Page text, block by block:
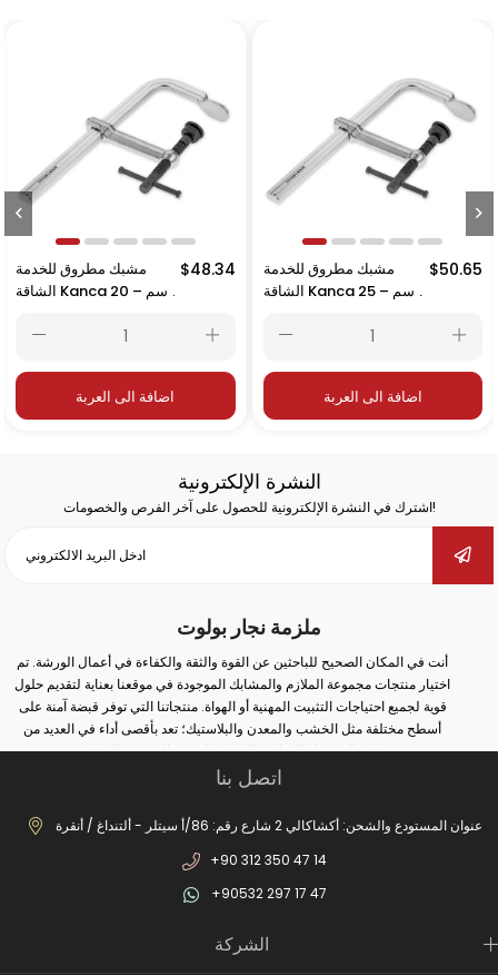
مشبك مطروق للخدمة
الشاقة Kanca 20 سم –
$48.34
اضافة الى العربة
مشبك مطروق للخدمة
الشاقة Kanca 25 سم –
$50.65
اضافة الى العربة
النشرة الإلكترونية
اشترك في النشرة الإلكترونية للحصول على آخر الفرص والخصومات!
ملزمة نجار بولوت
أنت في المكان الصحيح للباحثين عن القوة والثقة والكفاءة في أعمال الورشة. تم
اختيار منتجات مجموعة الملازم والمشابك الموجودة في موقعنا بعناية لتقديم حلول
قوية لجميع احتياجات التثبيت المهنية أو الهواة. منتجاتنا التي توفر قبضة آمنة على
أسطح مختلفة مثل الخشب والمعدن والبلاستيك؛ تعد بأقصى أداء في العديد من
المجالات مثل النجارة واللحام والثقب والتجميع والإصلاح.
سواء كنت تقوم بأعمال صناعية واسعة النطاق أو إصلاحات بسيطة في المنزل؛ يمكنك
منتجاتنا الواسعة من الملازم المطروقة إلى ملازم المثقاب، ومن ملازم السكك
الحديدية إلى ملازم صانع الغلايات، يمكنك العثور على بدائل مناسبة لكل مجال
استخدام. بفضل أنظمة الفتح والإغلاق السريعة، والحلول من نوع الخطاف، والهياكل
المصبوبة طويلة الأمد، وهياكل الفكوك غير القابلة للانزلاق، ستصبح أعمالك الآن أكثر
الأجزاء الثابتة بأمان في عمليات الإنتاج. العديد من المنتجات التفصيلية من السحابات
اتصل بنا
عنوان المستودع والشحن: أكشاكالي 2 شارع رقم: 86/أ سيتلر - ألتنداغ / أنقرة
+90 312 350 47 14
+90532 297 17 47
الشركة